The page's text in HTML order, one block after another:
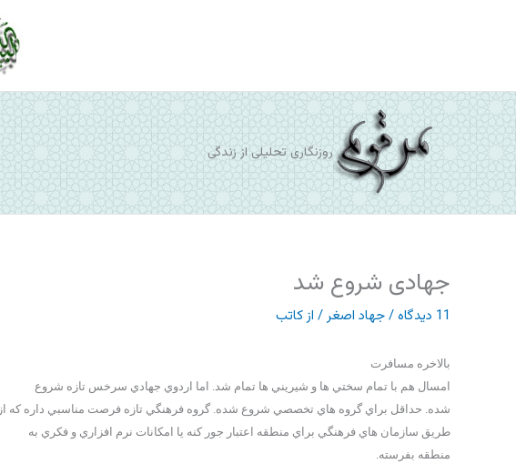
روزنگاری تحلیلی از زندگی
جهادی شروع شد
11 دیدگاه /جهاد اصغر/ ازکاتب
بالاخره مسافرت
امسال هم با تمام سختي ها و شيريني ها تمام شد. اما اردوي جهادي سرخس تازه شروع
شده. حداقل براي گروه هاي تخصصي شروع شده. گروه فرهنگي تازه فرصت مناسبي داره كه از
طريق سازمان هاي فرهنگي براي منطقه اعتبار جور كنه يا امكانات نرم افزاري و فكري به
منطقه بفرسته.